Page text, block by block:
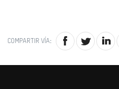
COMPARTIR VÍA: